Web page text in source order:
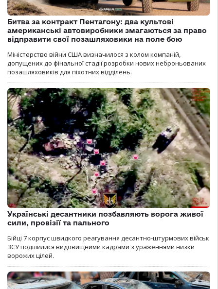
Битва за контракт Пентагону: два культові
американські автовиробники змагаються за право
відправити свої позашляховики на поле бою
Міністерство війни США визначилося з колом компаній,
допущених до фінальної стадії розробки нових неброньованих
позашляховиків для піхотних відділень.
Українські десантники позбавляють ворога живої
сили, провізії та пального
Бійці 7 корпус швидкого реагування десантно-штурмових військ
ЗСУ поділилися видовищними кадрами з ураженнями низки
ворожих цілей.